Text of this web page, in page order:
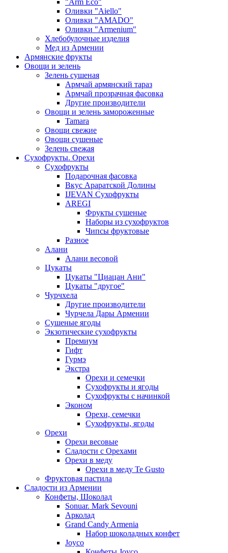
"Arm Eco"
Оливки "Aiello"
Оливки "AMADO"
Оливки "Armenium"
Хлебобулочные изделия
Мед из Армении
Армянские фрукты
Овощи и зелень
Зелень сушеная
Армчай армянский тараз
Армчай прозрачная фасовка
Другие производители
Овощи и зелень замороженные
Tamara
Овощи свежие
Овощи сушеные
Зелень свежая
Сухофрукты. Орехи
Сухофрукты
Подарочная фасовка
Вкус Араратской Долины
IJEVAN Сухофрукты
AREGI
Фрукты сушеные
Наборы из сухофруктов
Чипсы фруктовые
Разное
Алани
Алани весовой
Цукаты
Цукаты "Циацан Ани"
Цукаты "другое"
Чурчхела
Другие производители
Чурчела Дары Армении
Сушеные ягоды
Экзотические сухофрукты
Премиум
Гифт
Гурмэ
Экстра
Орехи и семечки
Сухофрукты и ягоды
Сухофрукты с начинкой
Эконом
Орехи, семечки
Сухофрукты, ягоды
Орехи
Орехи весовые
Сладости с Орехами
Орехи в меду
Орехи в меду Te Gusto
Фруктовая пастила
Сладости из Армении
Конфеты, Шоколад
Sonuar. Mark Sevouni
Арколад
Grand Candy Armenia
Набор шоколадных конфет
Joyco